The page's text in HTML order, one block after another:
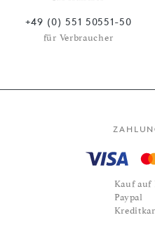
+49 (0) 551 50551-50
für Verbraucher
Kauf auf
Paypal